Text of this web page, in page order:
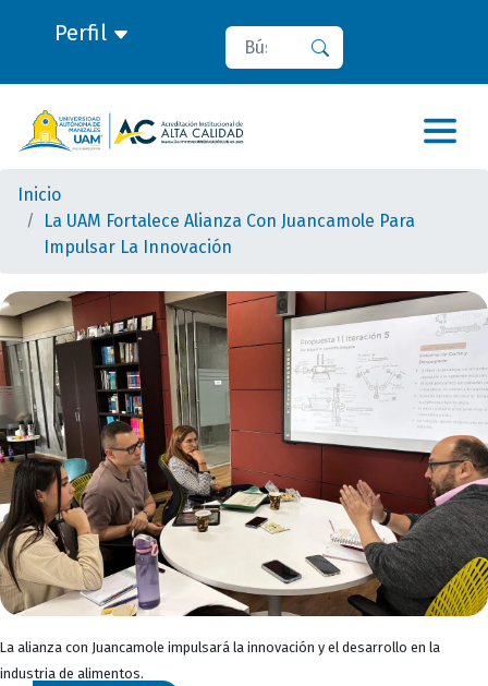
Perfil Buscar
Inicio
La UAM Fortalece Alianza Con Juancamole Para
Impulsar La Innovación
La alianza con Juancamole impulsará la innovación y el desarrollo en la
industria de alimentos.